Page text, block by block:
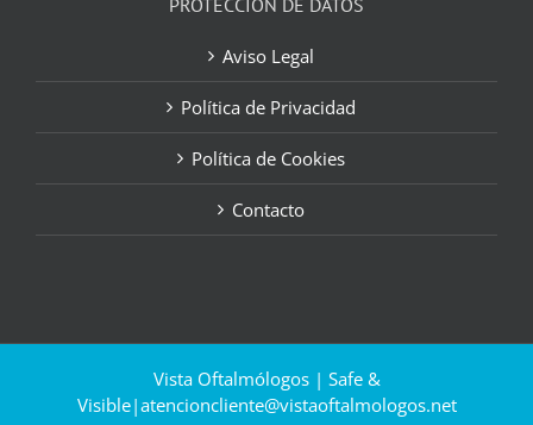
PROTECCIÓN DE DATOS
Aviso Legal
Política de Privacidad
Política de Cookies
Contacto
Vista Oftalmólogos | Safe &
Visible|atencioncliente@vistaoftalmologos.net